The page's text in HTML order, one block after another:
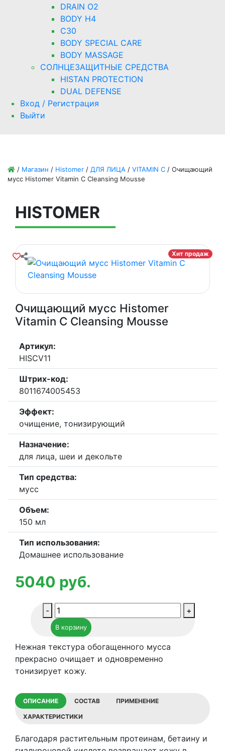
DRAIN O2
BODY H4
C30
BODY SPECIAL CARE
BODY MASSAGE
СОЛНЦЕЗАЩИТНЫЕ СРЕДСТВА
HISTAN PROTECTION
DUAL DEFENSE
Вход / Регистрация
Выйти
/ Магазин / Histomer / ДЛЯ ЛИЦА / VITAMIN C / Очищающий
мусс Histomer Vitamin C Cleansing Mousse
HISTOMER
Хит продаж
Очищающий мусс Histomer
Vitamin C Cleansing Mousse
Артикул:
HISCV11
Штрих-код:
8011674005453
Эффект:
очищение, тонизирующий
Назначение:
для лица, шеи и декольте
Тип средства:
мусс
Объем:
150 мл
Тип использования:
Домашнее использование
5040 руб.
Количество
товара
Очищающий
мусс
Histomer
Vitamin
Cleansing
Mousse
- +
В корзину
Нежная текстура обогащенного мусса
прекрасно очищает и одновременно
тонизирует кожу.
ОПИСАНИЕ СОСТАВ ПРИМЕНЕНИЕ
ХАРАКТЕРИСТИКИ
Благодаря растительным протеинам, бетаину и